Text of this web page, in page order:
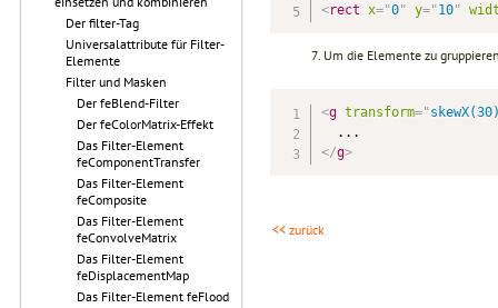
Der filter-Tag
Universalattribute für Filter-
Elemente
Filter und Masken
Der feBlend-Filter
Der feColorMatrix-Effekt
Das Filter-Element
feComponentTransfer
Das Filter-Element
feComposite
Das Filter-Element
feConvolveMatrix
Das Filter-Element
feDisplacementMap
Das Filter-Element feFlood
<rect x="0" y="10"
Um die Elemente zu
<g transform="
</g>
<< zurück